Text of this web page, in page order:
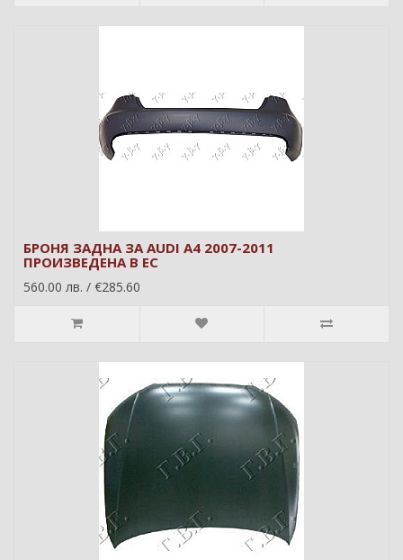
БРОНЯ ЗАДНА ЗА AUDI A4 2007-2011
ПРОИЗВЕДЕНА В ЕС
560.00 лв. / €285.60